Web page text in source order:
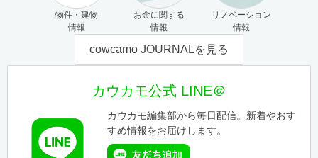
物件・建物
情報
お金に関する
情報
リノベーション
情報
cowcamo JOURNALを見る
カウカモ公式 LINE＠
カウカモ編集部から毎日配信。新着やおす
すめ情報をお届けします。